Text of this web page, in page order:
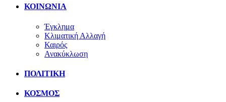
ΚΟΙΝΩΝΙΑ
Έγκλημα
Κλιματική Αλλαγή
Καιρός
Ανακύκλωση
ΠΟΛΙΤΙΚΗ
ΚΟΣΜΟΣ